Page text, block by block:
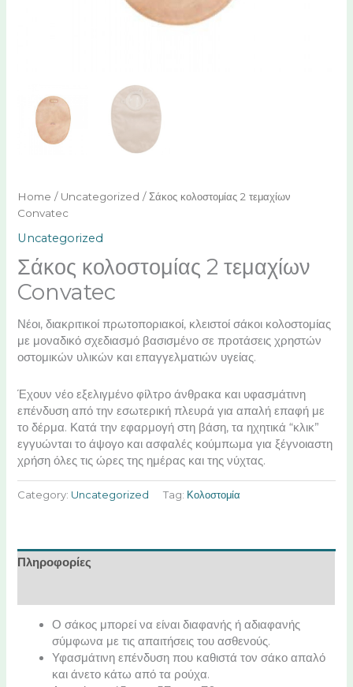
Home / Uncategorized / Σάκος κολοστομίας 2 τεμαχίων
Convatec
Uncategorized
Σάκος κολοστομίας 2 τεμαχίων
Convatec
Νέοι, διακριτικοί πρωτοποριακοί, κλειστοί σάκοι κολοστομίας
με μοναδικό σχεδιασμό βασισμένο σε προτάσεις χρηστών
οστομικών υλικών και επαγγελματιών υγείας.
Έχουν νέο εξελιγμένο φίλτρο άνθρακα και υφασμάτινη
επένδυση από την εσωτερική πλευρά για απαλή επαφή με
το δέρμα. Κατά την εφαρμογή στη βάση, τα ηχητικά “κλικ”
εγγυώνται το άψογο και ασφαλές κούμπωμα για ξέγνοιαστη
χρήση όλες τις ώρες της ημέρας και της νύχτας.
Category: Uncategorized Tag: Κολοστομία
Πληροφορίες
Ο σάκος μπορεί να είναι διαφανής ή αδιαφανής
σύμφωνα με τις απαιτήσεις του ασθενούς.
Υφασμάτινη επένδυση που καθιστά τον σάκο απαλό
και άνετο κάτω από τα ρούχα.